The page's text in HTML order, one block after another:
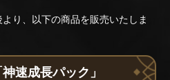
り、以下の商品を販売いたしま
速成長パック」